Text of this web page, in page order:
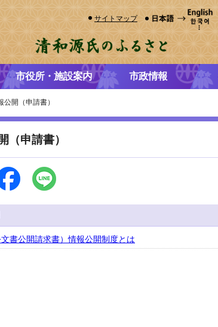
サイトマップ
市役所・施設案内 市政情報
公開（申請書）
（申請書）
文書公開請求書）情報公開制度とは